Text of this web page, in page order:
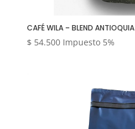
CAFÉ WILA – BLEND ANTIOQUIA
$ 54.500 Impuesto 5%